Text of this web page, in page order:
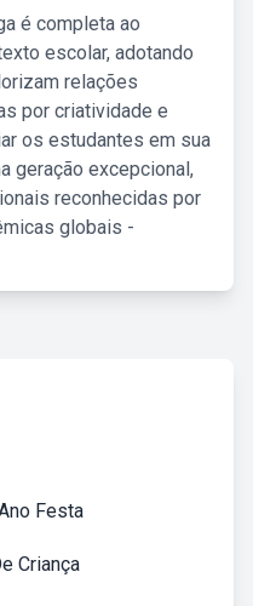
é completa ao
escolar, adotando
relações
por criatividade e
os estudantes em sua
geração excepcional,
reconhecidas por
globais -
Festa
Criança